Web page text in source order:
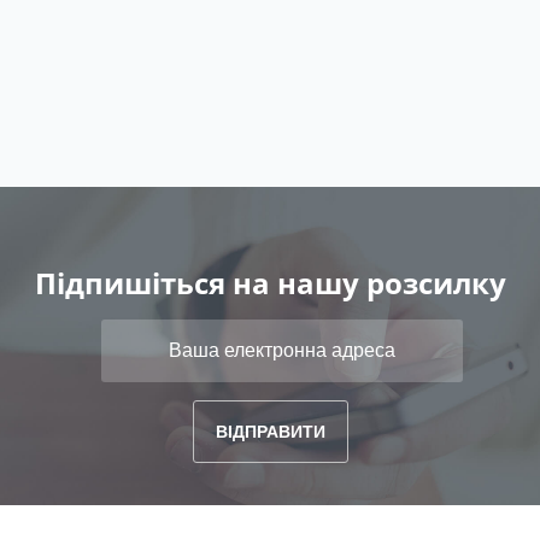
Підпишіться на нашу розсилку